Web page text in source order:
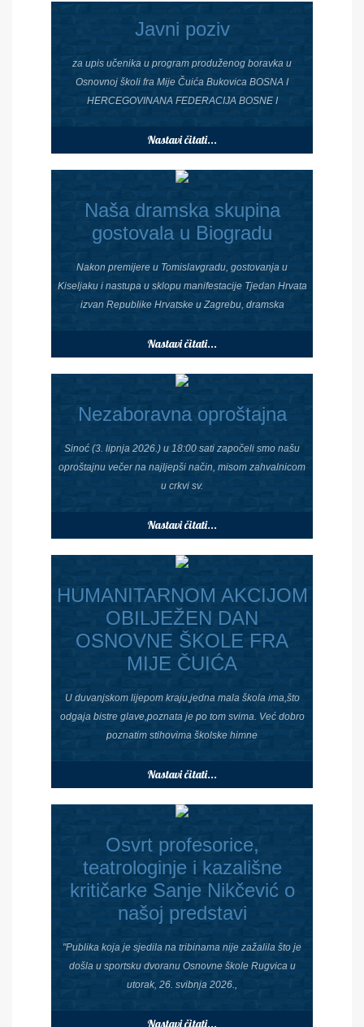
Javni poziv
za upis učenika u program produženog boravka u
Osnovnoj školi fra Mije Čuića Bukovica BOSNA I
HERCEGOVINANA FEDERACIJA BOSNE I
Nastavi čitati...
Naša dramska skupina
gostovala u Biogradu
Nakon premijere u Tomislavgradu, gostovanja u
Kiseljaku i nastupa u sklopu manifestacije Tjedan Hrvata
izvan Republike Hrvatske u Zagrebu, dramska
Nastavi čitati...
Nezaboravna oproštajna
Sinoć (3. lipnja 2026.) u 18:00 sati započeli smo našu
oproštajnu večer na najljepši način, misom zahvalnicom
u crkvi sv.
Nastavi čitati...
HUMANITARNOM AKCIJOM
OBILJEŽEN DAN
OSNOVNE ŠKOLE FRA
MIJE ČUIĆA
U duvanjskom lijepom kraju,jedna mala škola ima,što
odgaja bistre glave,poznata je po tom svima. Već dobro
poznatim stihovima školske himne
Nastavi čitati...
Osvrt profesorice,
teatrologinje i kazališne
kritičarke Sanje Nikčević o
našoj predstavi
"Publika koja je sjedila na tribinama nije zažalila što je
došla u sportsku dvoranu Osnovne škole Rugvica u
utorak, 26. svibnja 2026.,
Nastavi čitati...